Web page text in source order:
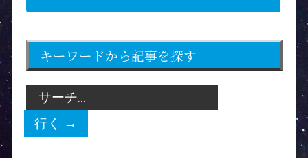
キーワードから記事を探す